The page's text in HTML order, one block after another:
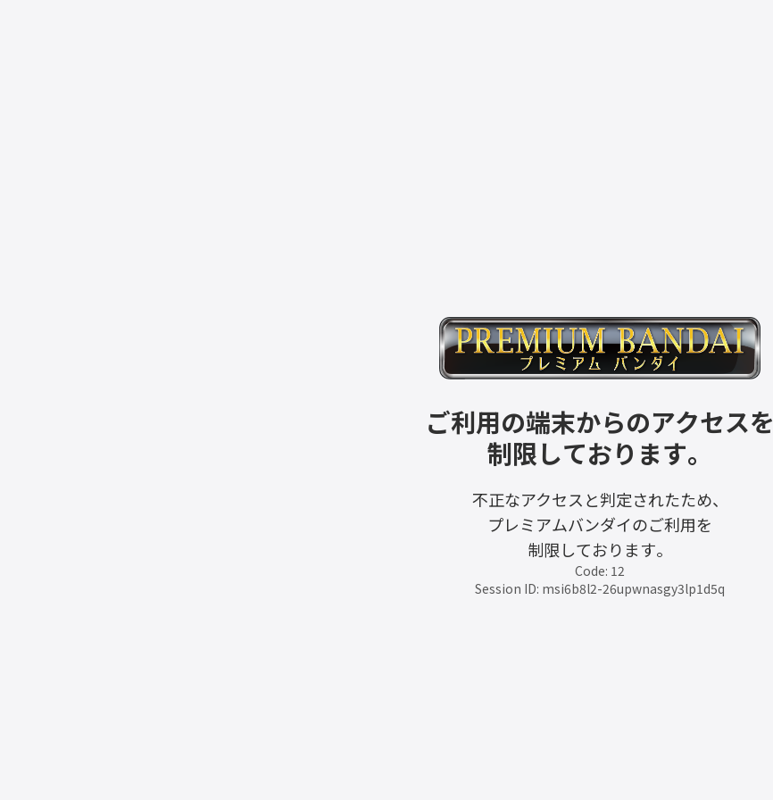
ご利用の端末からのアクセスを
制限しております。
不正なアクセスと判定されたため、
プレミアムバンダイのご利用を
制限しております。
Code: 12
Session ID: msi6b8l2-26upwnasgy3lp1d5q